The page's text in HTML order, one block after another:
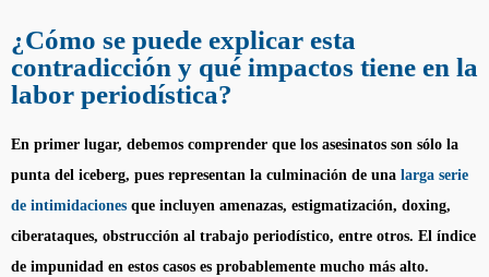
¿Cómo se puede explicar esta
contradicción y qué impactos tiene en la
labor periodística?
En primer lugar, debemos comprender que los asesinatos son sólo la
punta del iceberg, pues representan la culminación de una larga serie
de intimidaciones que incluyen amenazas, estigmatización, doxing,
ciberataques, obstrucción al trabajo periodístico, entre otros. El índice
de impunidad en estos casos es probablemente mucho más alto.